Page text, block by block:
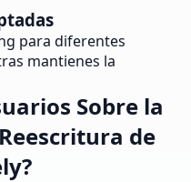
para diferentes
mantienes la
Sobre la
de